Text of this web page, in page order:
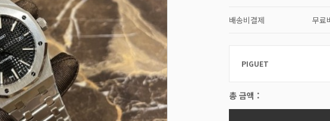
배송비결제 무료
PIGUET
총 금액 :